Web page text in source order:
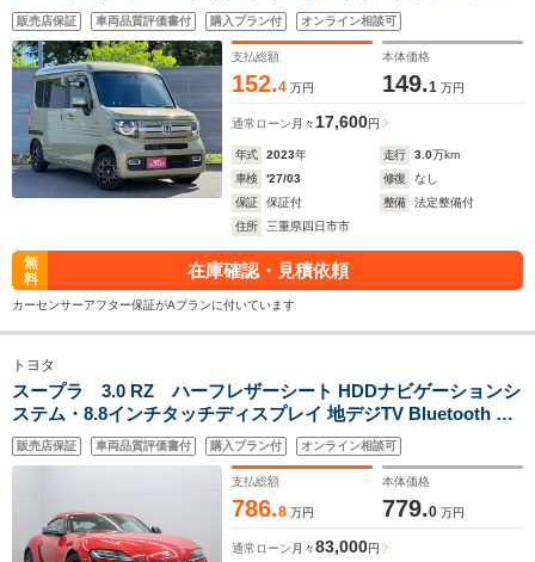
グTV・BT/バックカメラ/バックソナー/レーダークルーズコント
ロール/ビルトインETC ステアリングスイッチ LEDヘッドライ
ト
販売店保証 車両品質評価書付 購入プラン付 オンライン相談可
支払総額
152.4 万円
本体価格
149.1 万円
通常ローン 月々 17,600円
年式 2023年 走行 3.0万km
車検
'27/03 修復
なし
保証
保証付 整備
法定整備付
住所
三重県四日市市
無
料
在庫確認・見積依頼
カーセンサーアフター保証がAプランに付いています
トヨタ
スープラ 3.0 RZ ハーフレザーシート HDDナビゲーションシ
ステム・8.8インチタッチディスプレイ 地デジTV Bluetooth バ
ックカメラ JBLプレミアムサウンドシステム 前後ドライブレコ
ーダー LEDヘッドライト ETC
販売店保証 車両品質評価書付 購入プラン付 オンライン相談可
支払総額
786.8 万円
本体価格
779.0 万円
通常ローン 月々83,000円